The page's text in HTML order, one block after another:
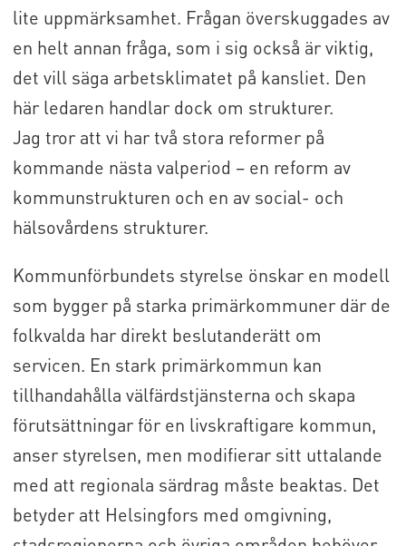
lite uppmärksamhet. Frågan överskuggades av
en helt annan fråga, som i sig också är viktig,
det vill säga arbetsklimatet på kansliet. Den
här ledaren handlar dock om strukturer.
Jag tror att vi har två stora reformer på
kommande nästa valperiod – en reform av
kommunstrukturen och en av social- och
hälsovårdens strukturer.
Kommunförbundets styrelse önskar en modell
som bygger på starka primärkommuner där de
folkvalda har direkt beslutanderätt om
servicen. En stark primärkommun kan
tillhandahålla välfärdstjänsterna och skapa
förutsättningar för en livskraftigare kommun,
anser styrelsen, men modifierar sitt uttalande
med att regionala särdrag måste beaktas. Det
betyder att Helsingfors med omgivning,